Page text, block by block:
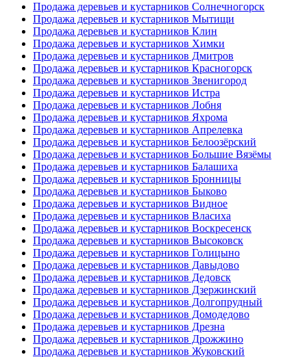
Продажа деревьев и кустарников Солнечногорск
Продажа деревьев и кустарников Мытищи
Продажа деревьев и кустарников Клин
Продажа деревьев и кустарников Химки
Продажа деревьев и кустарников Дмитров
Продажа деревьев и кустарников Красногорск
Продажа деревьев и кустарников Звенигород
Продажа деревьев и кустарников Истра
Продажа деревьев и кустарников Лобня
Продажа деревьев и кустарников Яхрома
Продажа деревьев и кустарников Апрелевка
Продажа деревьев и кустарников Белоозёрский
Продажа деревьев и кустарников Большие Вязёмы
Продажа деревьев и кустарников Балашиха
Продажа деревьев и кустарников Бронницы
Продажа деревьев и кустарников Быково
Продажа деревьев и кустарников Видное
Продажа деревьев и кустарников Власиха
Продажа деревьев и кустарников Воскресенск
Продажа деревьев и кустарников Высоковск
Продажа деревьев и кустарников Голицыно
Продажа деревьев и кустарников Давыдово
Продажа деревьев и кустарников Дедовск
Продажа деревьев и кустарников Дзержинский
Продажа деревьев и кустарников Долгопрудный
Продажа деревьев и кустарников Домодедово
Продажа деревьев и кустарников Дрезна
Продажа деревьев и кустарников Дрожжино
Продажа деревьев и кустарников Жуковский